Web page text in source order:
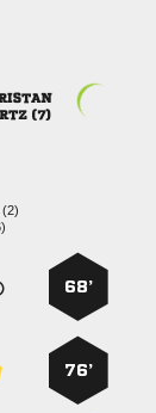

68’
76’